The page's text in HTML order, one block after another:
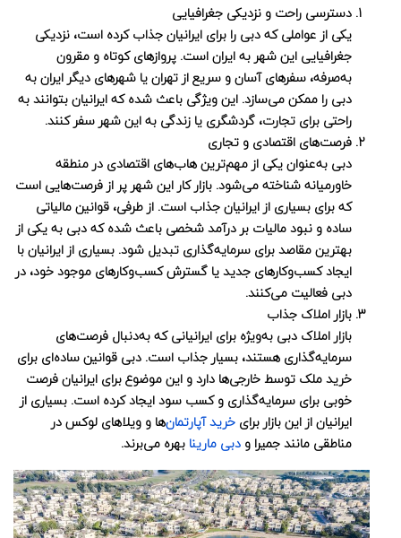
دسترسی راحت و نزدیکی جغرافیایی
یکی از عواملی که دبی را برای ایرانیان جذاب کرده است، نزدیکی
جغرافیایی این شهر به ایران است. پروازهای کوتاه و مقرون
به‌صرفه، سفرهای آسان و سریع از تهران یا شهرهای دیگر ایران به
دبی را ممکن می‌سازد. این ویژگی باعث شده که ایرانیان بتوانند به
راحتی برای تجارت، گردشگری یا زندگی به این شهر سفر کنند.
فرصت‌های اقتصادی و تجاری
دبی به‌عنوان یکی از مهم‌ترین هاب‌های اقتصادی در منطقه
خاورمیانه شناخته می‌شود. بازار کار این شهر پر از فرصت‌هایی است
که برای بسیاری از ایرانیان جذاب است. از طرفی، قوانین مالیاتی
ساده و نبود مالیات بر درآمد شخصی باعث شده که دبی به یکی از
بهترین مقاصد برای سرمایه‌گذاری تبدیل شود. بسیاری از ایرانیان با
ایجاد کسب‌وکارهای جدید یا گسترش کسب‌وکارهای موجود خود، در
دبی فعالیت می‌کنند.
بازار املاک جذاب
بازار املاک دبی به‌ویژه برای ایرانیانی که به‌دنبال فرصت‌های
سرمایه‌گذاری هستند، بسیار جذاب است. دبی قوانین ساده‌ای برای
خرید ملک توسط خارجی‌ها دارد و این موضوع برای ایرانیان فرصت
خوبی برای سرمایه‌گذاری و کسب سود ایجاد کرده است. بسیاری از
ایرانیان از این بازار برای خرید آپارتمان‌ها و ویلاهای لوکس در
مناطقی مانند جمیرا و دبی مارینا بهره می‌برند.